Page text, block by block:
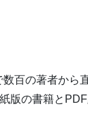
百の著者から
の書籍と